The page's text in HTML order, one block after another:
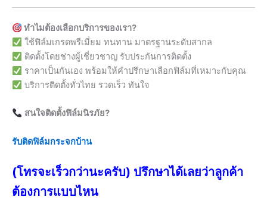
ทำไมต้องเลือกบริการของเรา?
ใช้ฟิล์มเกรดพรีเมี่ยม ทนทาน มาตรฐานระดับสากล
ติดตั้งโดยช่างผู้เชี่ยวชาญ รับประกันการติดตั้ง
ราคาเป็นกันเอง พร้อมให้คำปรึกษาเลือกฟิล์มที่เหมาะกับคุณ
บริการติดตั้งทั่วไทย รวดเร็ว ทันใจ
สนใจติดตั้งฟิล์มนิรภัย?
รับติดฟิล์มกระจกบ้าน
(โทรจะเร็วกว่านะครับ) ปรึกษาได้เลยว่าลูกค้า
ต้องการแบบไหน